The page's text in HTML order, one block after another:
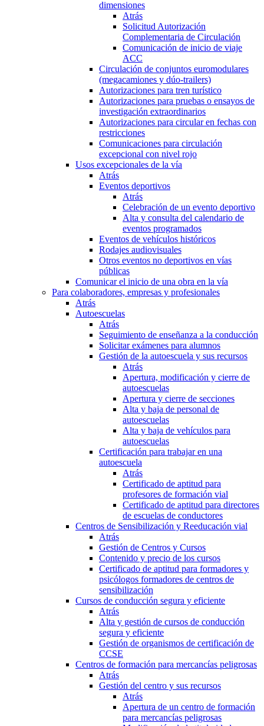
dimensiones
Atrás
Solicitud Autorización
Complementaria de Circulación
Comunicación de inicio de viaje
ACC
Circulación de conjuntos euromodulares
(megacamiones y dúo-trailers)
Autorizaciones para tren turístico
Autorizaciones para pruebas o ensayos de
investigación extraordinarios
Autorizaciones para circular en fechas con
restricciones
Comunicaciones para circulación
excepcional con nivel rojo
Usos excepcionales de la vía
Atrás
Eventos deportivos
Atrás
Celebración de un evento deportivo
Alta y consulta del calendario de
eventos programados
Eventos de vehículos históricos
Rodajes audiovisuales
Otros eventos no deportivos en vías
públicas
Comunicar el inicio de una obra en la vía
Para colaboradores, empresas y profesionales
Atrás
Autoescuelas
Atrás
Seguimiento de enseñanza a la conducción
Solicitar exámenes para alumnos
Gestión de la autoescuela y sus recursos
Atrás
Apertura, modificación y cierre de
autoescuelas
Apertura y cierre de secciones
Alta y baja de personal de
autoescuelas
Alta y baja de vehículos para
autoescuelas
Certificación para trabajar en una
autoescuela
Atrás
Certificado de aptitud para
profesores de formación vial
Certificado de aptitud para directores
de escuelas de conductores
Centros de Sensibilización y Reeducación vial
Atrás
Gestión de Centros y Cursos
Contenido y precio de los cursos
Certificado de aptitud para formadores y
psicólogos formadores de centros de
sensibilización
Cursos de conducción segura y eficiente
Atrás
Alta y gestión de cursos de conducción
segura y eficiente
Gestión de organismos de certificación de
CCSE
Centros de formación para mercancías peligrosas
Atrás
Gestión del centro y sus recursos
Atrás
Apertura de un centro de formación
para mercancías peligrosas